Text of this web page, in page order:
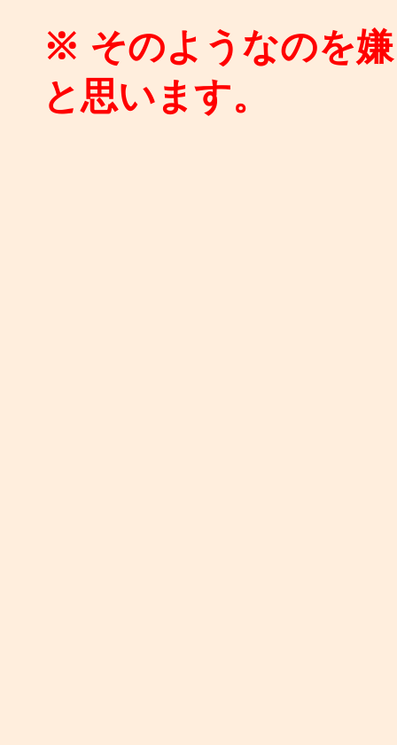
※ そのようなのを
と思います。